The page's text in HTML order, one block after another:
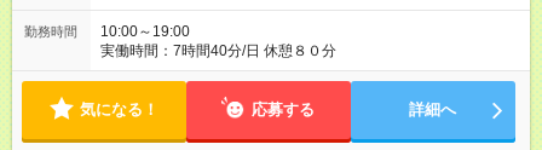
勤務時間
10:00～19:00
実働時間：7時間40分/日 休憩８０分
気になる！ 応募する 詳細へ